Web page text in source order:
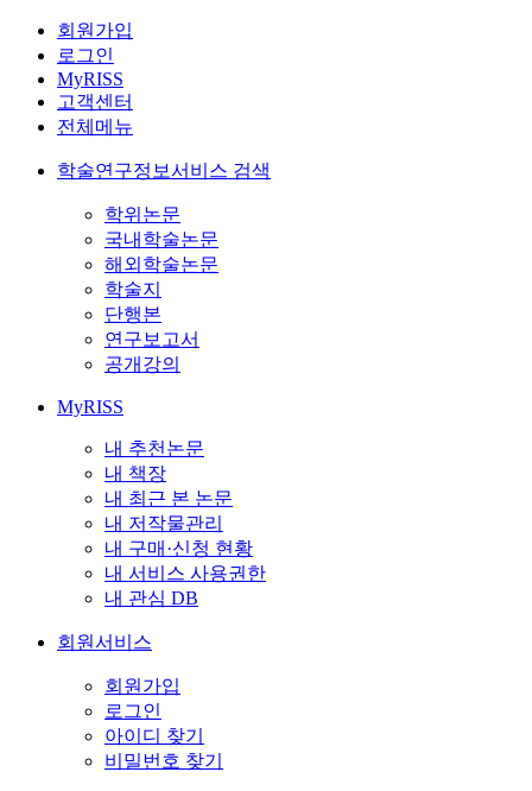
회원가입
로그인
MyRISS
고객센터
전체메뉴
학술연구정보서비스 검색
학위논문
국내학술논문
해외학술논문
학술지
단행본
연구보고서
공개강의
MyRISS
내 추천논문
내 책장
내 최근 본 논문
내 저작물관리
내 구매·신청 현황
내 서비스 사용권한
내 관심 DB
회원서비스
회원가입
로그인
아이디 찾기
비밀번호 찾기